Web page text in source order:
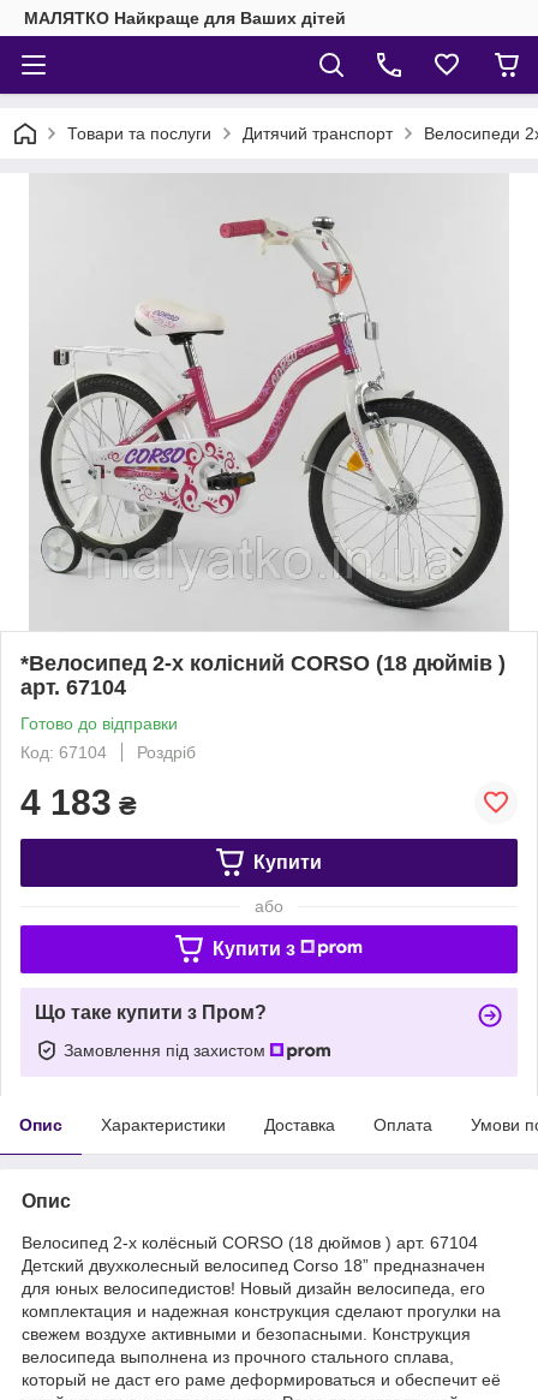
МАЛЯТКО Найкраще для Ваших дітей
Товари та послуги Дитячий транспорт Велосипеди
*Велосипед 2-х колісний CORSO (18 дюймів )
арт. 67104
Готово до відправки
Код: 67104
Роздріб
4 183 ₴
Купити
або
Купити з
Що таке купити з Пром?
Замовлення під захистом
Опис Характеристики Доставка Оплата Умови
Опис
Велосипед 2-х колёсный CORSO (18 дюймов ) арт. 67104
Детский двухколесный велосипед Corso 18” предназначен
для юных велосипедистов! Новый дизайн велосипеда, его
комплектация и надежная конструкция сделают прогулки на
свежем воздухе активными и безопасными. Конструкция
велосипеда выполнена из прочного стального сплава,
который не даст его раме деформироваться и обеспечит её